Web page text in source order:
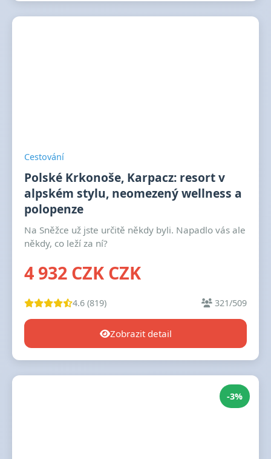
Cestování
Polské Krkonoše, Karpacz: resort v
alpském stylu, neomezený wellness a
polopenze
Na Sněžce už jste určitě někdy byli. Napadlo vás ale
někdy, co leží za ní?
4 932 CZK CZK
4.6 (819) 321/509
Zobrazit detail
-3%